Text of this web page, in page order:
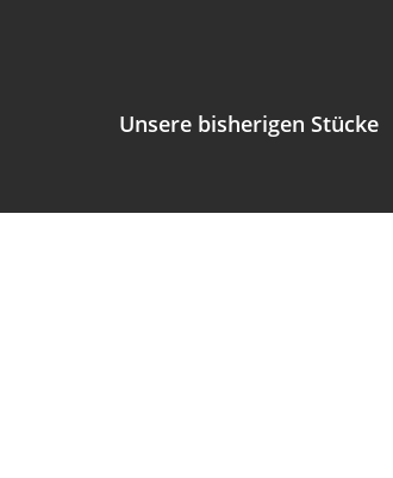
Unsere bisherigen Stücke